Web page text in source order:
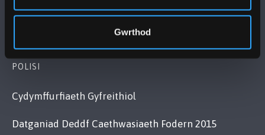
Gwrthod
POLISI
Cydymffurfiaeth Gyfreithiol
Datganiad Deddf Caethwasiaeth Fodern 2015